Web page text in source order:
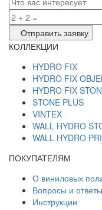
Отправить заявку
КОЛЛЕКЦИИ
HYDRO FIX
HYDRO FIX
HYDRO FIX
STONE PLUS
VINTEX
WALL HYDRO
WALL HYDRO
ПОКУПАТЕЛЯМ
О виниловых
Вопросы и ответы
Инструкции